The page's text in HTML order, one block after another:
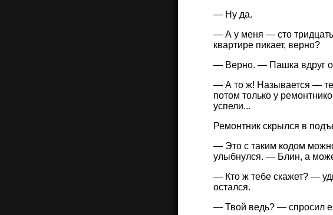
— Ну да.
— А у меня — сто
квартире пикает, верно?
— Верно. — Пашка вдруг
— А то ж! Называется —
потом только у
успели...
Ремонтник скрылся в
— Это с таким кодом
улыбнулся. — Блин, а
— Кто ж тебе скажет? —
остался.
— Твой ведь? — спросил